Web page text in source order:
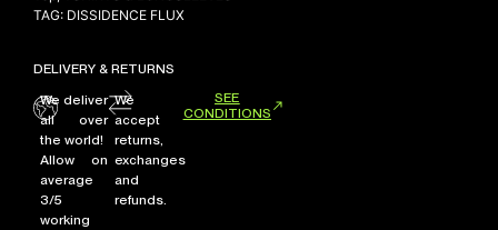
TAG: DISSIDENCE FLUX
DELIVERY & RETURNS
We deliver
all over
the world!
Allow on
average
3/5
working
We
accept
returns,
exchanges
and
refunds.
SEE
CONDITIONS